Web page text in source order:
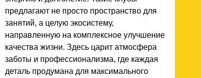
предлагают не просто пространство для
занятий, а целую экосистему,
направленную на комплексное улучшение
качества жизни. Здесь царит атмосфера
заботы и профессионализма, где каждая
деталь продумана для максимального